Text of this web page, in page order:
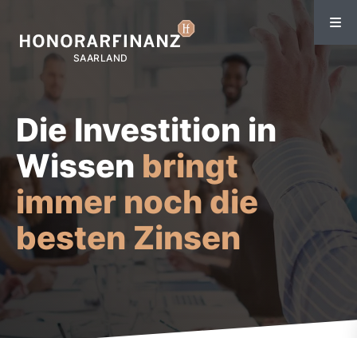
Die Investition in
Wissen bringt
immer noch die
besten Zinsen